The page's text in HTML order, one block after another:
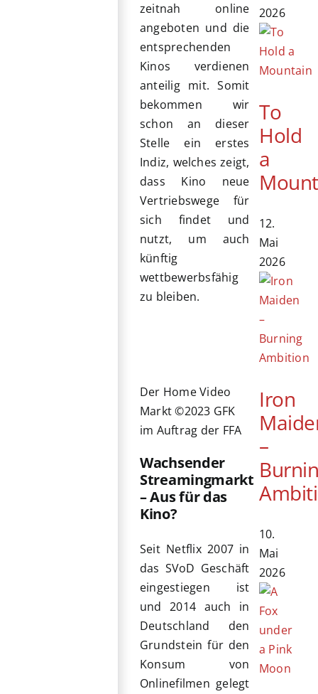
zeitnah online
angeboten und die
entsprechenden
Kinos verdienen
anteilig mit. Somit
bekommen wir
schon an dieser
Stelle ein erstes
Indiz, welches zeigt,
dass Kino neue
Vertriebswege für
sich findet und
nutzt, um auch
künftig
wettbewerbsfähig
zu bleiben.
Der Home Video
Markt ©2023 GFK
im Auftrag der FFA
Wachsender
Streamingmarkt
– Aus für das
Kino?
Seit Netflix 2007 in
das SVoD Geschäft
eingestiegen ist
und 2014 auch in
Deutschland den
Grundstein für den
Konsum von
Onlinefilmen gelegt
2026
To
Hold
a
12.
Mai
2026
Iron
–
10.
Mai
2026